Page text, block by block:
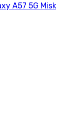
A57 5G Misk